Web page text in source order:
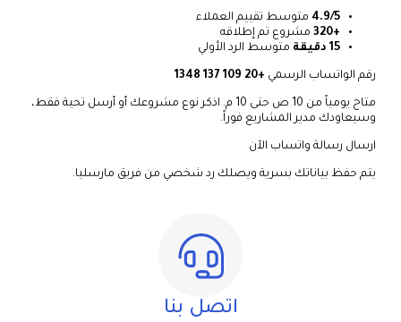
4.9/5 متوسط تقييم العملاء
+320
مشروع تم إطلاقه
15 دقيقة
متوسط الرد الأولي
رقم الواتساب الرسمي +20 109 137 1348
متاح يومياً من 10 ص حتى 10 م. اذكر نوع مشروعك أو أرسل تحية فقط،
وسيعاودك مدير المشاريع فوراً.
ارسال رسالة واتساب الآن
يتم حفظ بياناتك بسرية ويصلك رد شخصي من فريق مارسليا.
اتصل بنا